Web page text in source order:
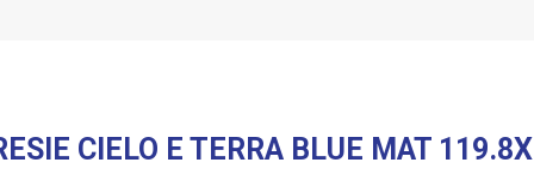
CIELO E TERRA BLUE MAT